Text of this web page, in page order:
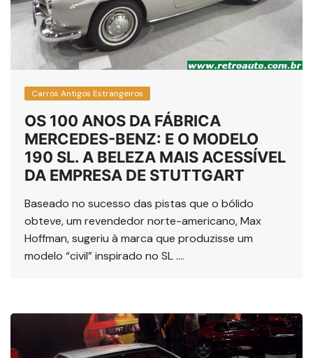
Carros Antigos Estrangeiros
OS 100 ANOS DA FÁBRICA
MERCEDES-BENZ: E O MODELO
190 SL. A BELEZA MAIS ACESSÍVEL
DA EMPRESA DE STUTTGART
Baseado no sucesso das pistas que o bólido
obteve, um revendedor norte-americano, Max
Hoffman, sugeriu à marca que produzisse um
modelo “civil” inspirado no SL ….